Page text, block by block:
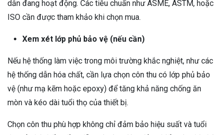
dẫn đang hoạt động. Các tiêu chuẩn như ASME, ASTM, hoặc
ISO cần được tham khảo khi chọn mua.
Xem xét lớp phủ bảo vệ (nếu cần)
Nếu hệ thống làm việc trong môi trường khắc nghiệt, như các
hệ thống dẫn hóa chất, cần lựa chọn côn thu có lớp phủ bảo
vệ (như mạ kẽm hoặc epoxy) để tăng khả năng chống ăn
mòn và kéo dài tuổi thọ của thiết bị.
Chọn côn thu phù hợp không chỉ đảm bảo hiệu suất và tuổi